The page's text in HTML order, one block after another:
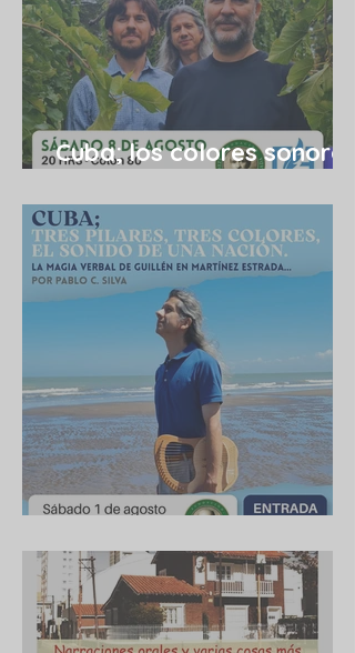
Cuba; los colores sonoros